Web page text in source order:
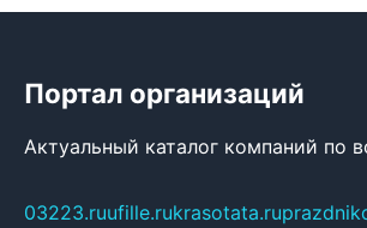
Портал организаций
Актуальный каталог компаний по
03223.ruufille.rukrasotata.ru